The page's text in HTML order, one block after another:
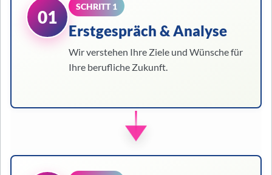
01
SCHRITT 1
Erstgespräch & Analyse
Wir verstehen Ihre Ziele und Wünsche für
Ihre berufliche Zukunft.